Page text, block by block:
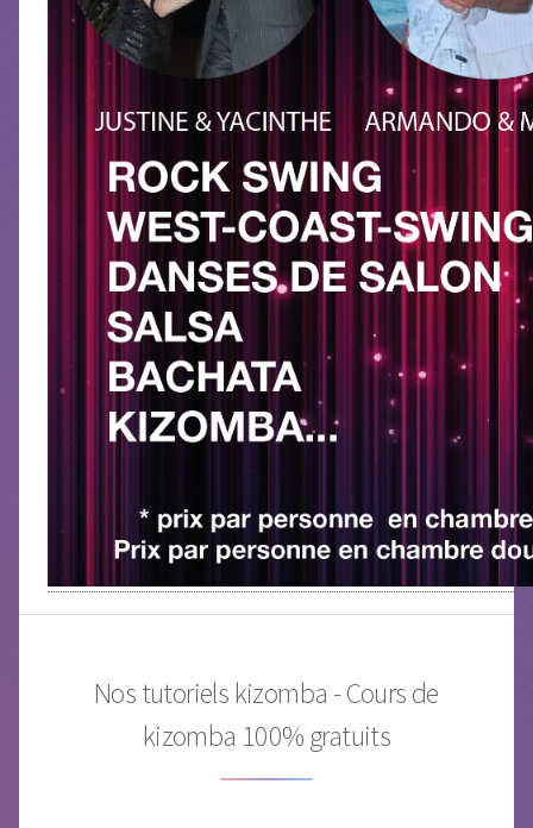
Nos tutoriels kizomba - Cours de
kizomba 100% gratuits